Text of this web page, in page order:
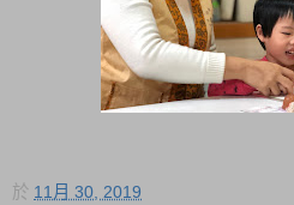
於 11月 30, 2019